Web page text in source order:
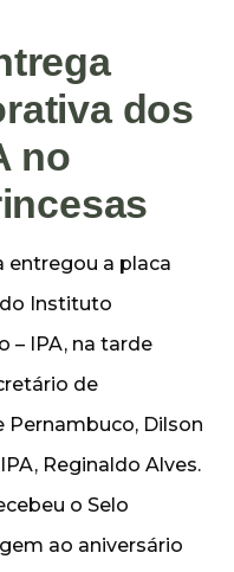
dos
no
entregou a placa
Instituto
– IPA, na tarde
de
Pernambuco, Dilson
Reginaldo Alves.
o Selo
ao aniversário